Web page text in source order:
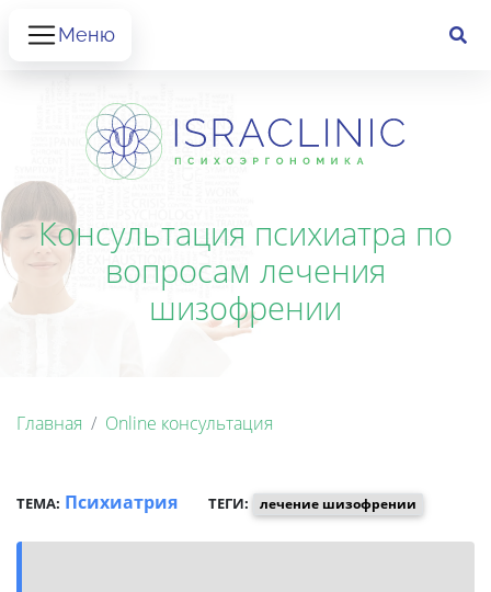
Меню
Консультация психиатра по
вопросам лечения
шизофрении
Главная Online консультация
ТЕМА: Психиатрия ТЕГИ: лечение шизофрении